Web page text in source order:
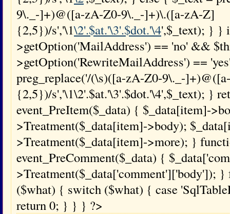
9\._-]+)@([a-zA-Z0-9\._-]+)\.([a-zA-Z]
{2,5})/s','\1\2'.$at.'\3'.$dot.'\4',$_text); } }
>getOption('MailAddress') == 'no' &&
>getOption('RewriteMailAddress') ==
preg_replace('/(\s)([a-zA-Z0-9\._-
{2,5})/s','\1\2'.$at.'\3'.$dot.'\4',$_text); }
event_PreItem($_data) { $_data[item]-
>Treatment($_data[item]->body);
>Treatment($_data[item]->more); }
event_PreComment($_data) {
>Treatment($_data['comment']['body']); }
($what) { switch ($what) { case
return 0; } } } ?>